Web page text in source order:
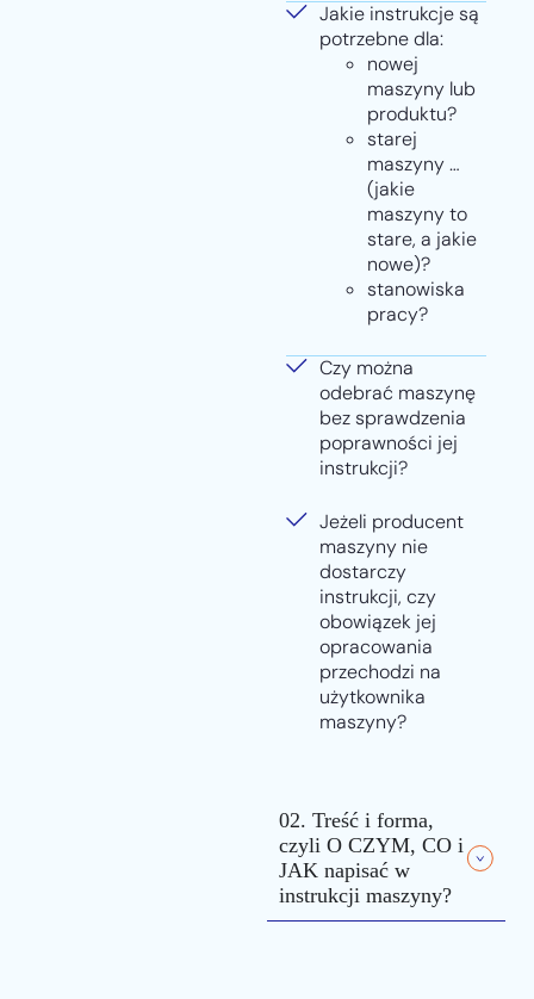
Jakie instrukcje są
potrzebne dla:
nowej
maszyny lub
produktu?
starej
maszyny …
(jakie
maszyny to
stare, a jakie
nowe)?
stanowiska
pracy?
Czy można
odebrać maszynę
bez sprawdzenia
poprawności jej
instrukcji?
Jeżeli producent
maszyny nie
dostarczy
instrukcji, czy
obowiązek jej
opracowania
przechodzi na
użytkownika
maszyny?
02. Treść i forma,
czyli O CZYM, CO i
JAK napisać w
instrukcji maszyny?